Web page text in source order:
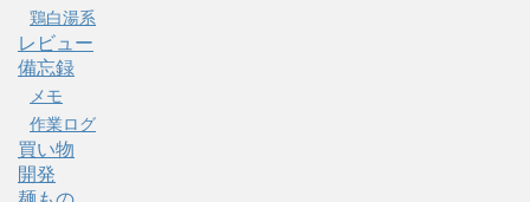
鶏白湯系
レビュー
備忘録
メモ
作業ログ
買い物
開発